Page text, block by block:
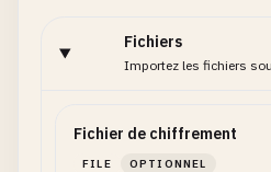
Fichiers
Importez les fichiers
Fichier de chiffrement
FILE OPTIONNEL